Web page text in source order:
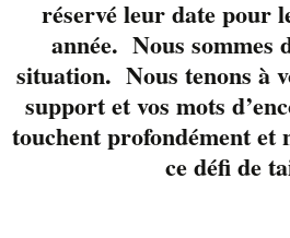
pour McFly!Jo lui,
c’est le petit nouveau
dans la formation.
Actif sur la scène
(basse) depuis presque
20 ans! C’est une
réservé leur date pour
année. Nous sommes
situation. Nous tenons à
support et vos mots
touchent profondément et
ce défi de